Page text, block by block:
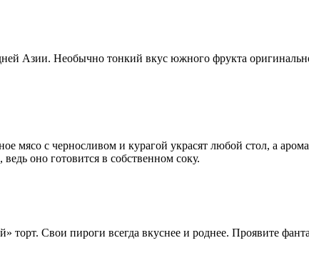
Азии. Необычно тонкий вкус южного фрукта
мясо с черносливом и курагой украсят любой стол, а
оно готовится в собственном соку.
торт. Свои пироги всегда вкуснее и роднее. Проявите